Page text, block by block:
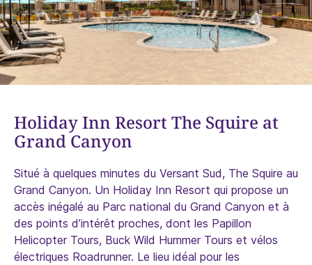
Holiday Inn Resort The Squire at
Grand Canyon
Situé à quelques minutes du Versant Sud, The Squire au
Grand Canyon. Un Holiday Inn Resort qui propose un
accès inégalé au Parc national du Grand Canyon et à
des points d’intérêt proches, dont les Papillon
Helicopter Tours, Buck Wild Hummer Tours et vélos
électriques Roadrunner. Le lieu idéal pour les